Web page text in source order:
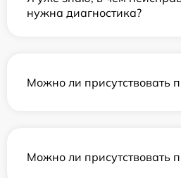
нужна диагностика?
Можно ли присутствовать
Можно ли присутствовать